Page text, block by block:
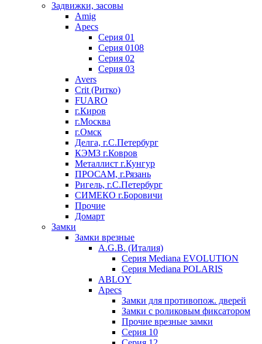
Задвижки, засовы
Amig
Apecs
Серия 01
Серия 0108
Серия 02
Серия 03
Avers
Crit (Ритко)
FUARO
г.Киров
г.Москва
г.Омск
Делга, г.С.Петербург
КЭМЗ г.Ковров
Металлист г.Кунгур
ПРОСАМ, г.Рязань
Ригель, г.С.Петербург
СИМЕКО г.Боровичи
Прочие
Домарт
Замки
Замки врезные
A.G.B. (Италия)
Серия Mediana EVOLUTION
Серия Mediana POLARIS
ABLOY
Apecs
Замки для противопож. дверей
Замки с роликовым фиксатором
Прочие врезные замки
Серия 10